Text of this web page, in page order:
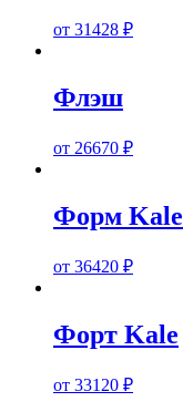
от 31428 ₽
Флэш
от 26670 ₽
Форм Kale
от 36420 ₽
Форт Kale
от 33120 ₽